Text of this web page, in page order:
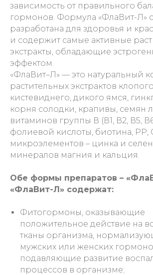
зависимость от правильного
гормонов. Формула «ФлаВит-Л»
разработана для здоровья и
и содержит самые активные
экстракты, обладающие
эффектом.
«ФлаВит–Л» — это натуральный
растительных экстрактов
кистевиднего, дикого ямся,
корня солодки, крапивы, семян
витаминов группы В (В1, В2, В5,
фолиевой кислоты, биотина, РР,
микроэлементов – цинка и
минералов магния и кальция.
Обе формы препаратов –
«ФлаВит-Л» содержат:
Фитогормоны, оказывающие
положительное действие на
тканы организма,
мужских или женских
подавляющие развитие
процессов в организме;